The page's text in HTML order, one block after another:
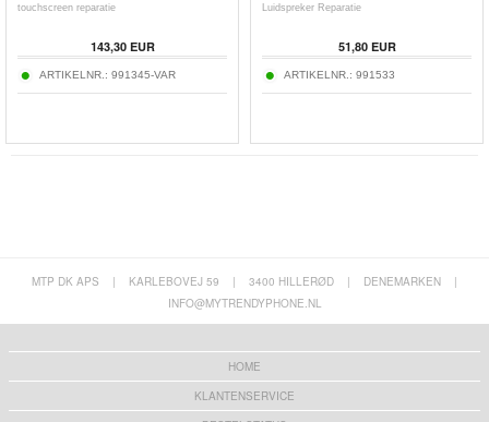
touchscreen reparatie
143,30 EUR
ARTIKELNR.: 991345-VAR
Luidspreker Reparatie
51,80 EUR
ARTIKELNR.: 991533
MTP DK APS | KARLEBOVEJ 59 | 3400 HILLERØD | DENEMARKEN
|
INFO@MYTRENDYPHONE.NL
HOME
KLANTENSERVICE